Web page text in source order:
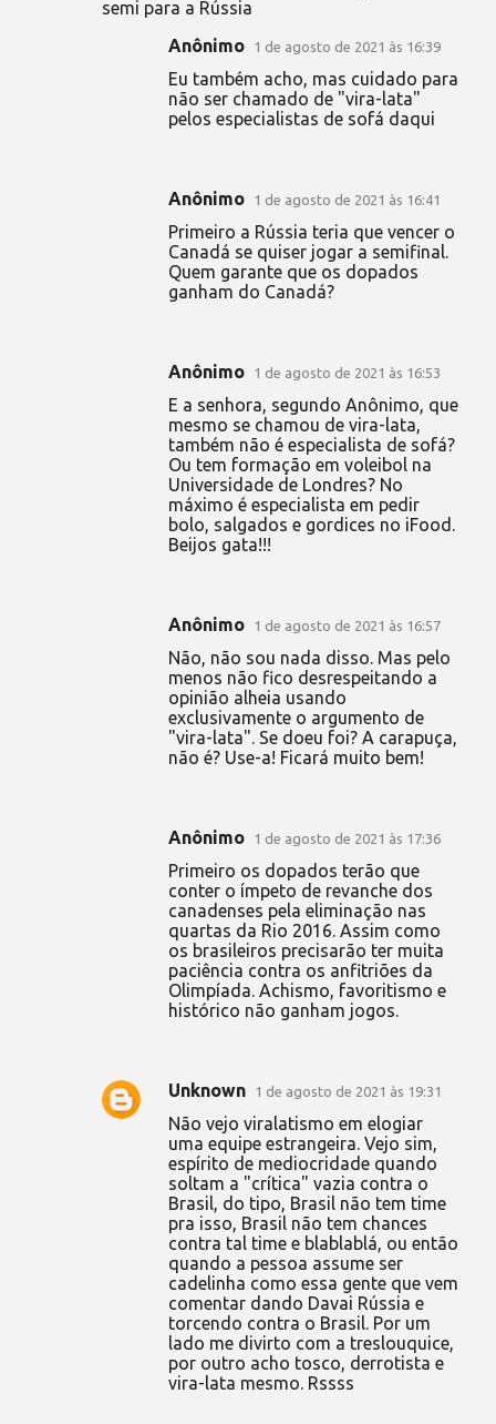
semi para a Rússia
Anônimo
1 de agosto de 2021 às 16:39
Eu também acho, mas cuidado para
não ser chamado de "vira-lata"
pelos especialistas de sofá daqui
Anônimo 1 de agosto de 2021 às 16:41
Primeiro a Rússia teria que vencer o
Canadá se quiser jogar a semifinal.
Quem garante que os dopados
ganham do Canadá?
Anônimo 1 de agosto de 2021 às 16:53
E a senhora, segundo Anônimo, que
mesmo se chamou de vira-lata,
também não é especialista de sofá?
Ou tem formação em voleibol na
Universidade de Londres? No
máximo é especialista em pedir
bolo, salgados e gordices no iFood.
Beijos gata!!!
Anônimo 1 de agosto de 2021 às 16:57
Não, não sou nada disso. Mas pelo
menos não fico desrespeitando a
opinião alheia usando
exclusivamente o argumento de
"vira-lata". Se doeu foi? A carapuça,
não é? Use-a! Ficará muito bem!
Anônimo 1 de agosto de 2021 às 17:36
Primeiro os dopados terão que
conter o ímpeto de revanche dos
canadenses pela eliminação nas
quartas da Rio 2016. Assim como
os brasileiros precisarão ter muita
paciência contra os anfitriões da
Olimpíada. Achismo, favoritismo e
histórico não ganham jogos.
Unknown 1 de agosto de 2021 às 19:31
Não vejo viralatismo em elogiar
uma equipe estrangeira. Vejo sim,
espírito de mediocridade quando
soltam a "crítica" vazia contra o
Brasil, do tipo, Brasil não tem time
pra isso, Brasil não tem chances
contra tal time e blablablá, ou então
quando a pessoa assume ser
cadelinha como essa gente que vem
comentar dando Davai Rússia e
torcendo contra o Brasil. Por um
lado me divirto com a treslouquice,
por outro acho tosco, derrotista e
vira-lata mesmo. Rssss